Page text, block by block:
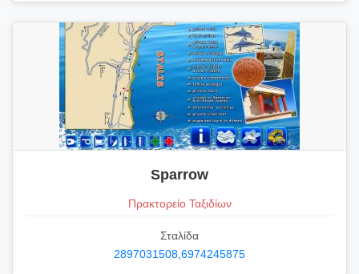
Sparrow
Πρακτορείο Ταξιδίων
Σταλίδα
2897031508,6974245875